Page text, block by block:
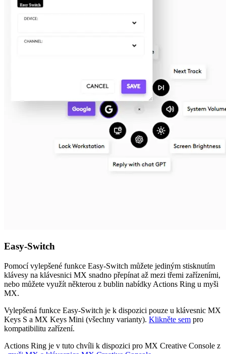
Easy-Switch
Pomocí vylepšené funkce Easy-Switch můžete jediným stisknutím
klávesy na klávesnici MX snadno přepínat až mezi třemi zařízeními,
nebo můžete využít některou z bublin nabídky Actions Ring u myši
MX.
Vylepšená funkce Easy-Switch je k dispozici pouze u klávesnic MX
Keys S a MX Keys Mini (všechny varianty). Klikněte sem pro
kompatibilitu zařízení.
Actions Ring je v tuto chvíli k dispozici pro MX Creative Console z